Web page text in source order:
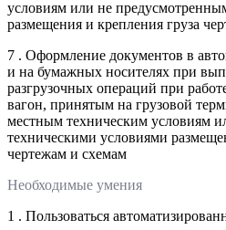
условиям или не
размещения и крепления груза
7 . Оформление документов в
и на бумажных носителях при
разгрузочных операций при
вагон, принятым на грузовой
местным техническим условиям
техническими условиями
чертежам и схемам
Необходимые умения
1 . Пользоваться